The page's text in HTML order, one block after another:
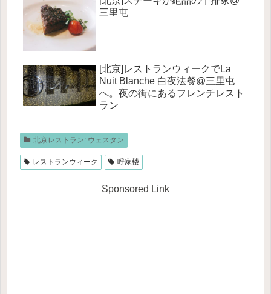
三里屯
[北京]レストランウィークでLa
Nuit Blanche 白夜法餐@三里屯
へ。夜の街にあるフレンチレスト
ラン
北京レストラン: ウェスタン
レストランウィーク 呼家楼
Sponsored Link